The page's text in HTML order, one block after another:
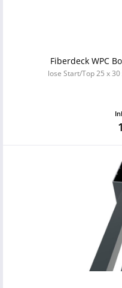
Fiberdeck WPC
lose Start/Top 25 x